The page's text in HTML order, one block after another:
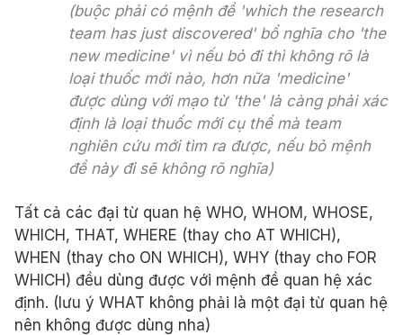
(buộc phải có mệnh đề 'which the research
team has just discovered' bổ nghĩa cho 'the
new medicine' vì nếu bỏ đi thì không rõ là
loại thuốc mới nào, hơn nữa 'medicine'
được dùng với mạo từ 'the' là càng phải xác
định là loại thuốc mới cụ thể mà team
nghiên cứu mới tìm ra được, nếu bỏ mệnh
đề này đi sẽ không rõ nghĩa)
Tất cả các đại từ quan hệ WHO, WHOM, WHOSE,
WHICH, THAT, WHERE (thay cho AT WHICH),
WHEN (thay cho ON WHICH), WHY (thay cho FOR
WHICH) đều dùng được với mệnh đề quan hệ xác
định. (lưu ý WHAT không phải là một đại từ quan hệ
nên không được dùng nha)